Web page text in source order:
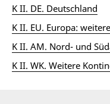
K II. DE. Deutschland
K II. EU. Europa:
K II. AM. Nord- und
K II. WK. Weitere